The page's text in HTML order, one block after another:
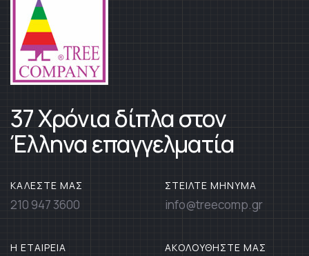
37 Χρόνια δίπλα στον
Έλληνα επαγγελματία
ΚΑΛΕΣΤΕ ΜΑΣ
210 947 3600
ΣΤΕΙΛΤΕ ΜΗΝΥΜΑ
info@treecomp.gr
Η ΕΤΑΙΡΕΙΑ ΑΚΟΛΟΥΘΗΣΤΕ ΜΑΣ